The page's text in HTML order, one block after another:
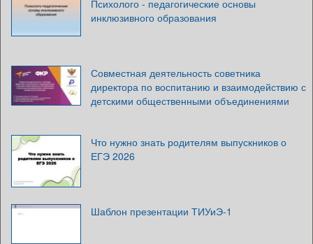
Психолого - педагогические основы
инклюзивного образования
Совместная деятельность советника
директора по воспитанию и взаимодействию с
детскими общественными объединениями
Что нужно знать родителям выпускников о
ЕГЭ 2026
Шаблон презентации ТИУиЭ-1